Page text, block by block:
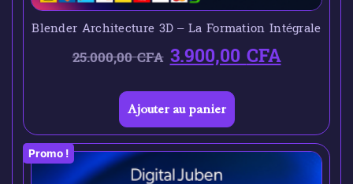
Blender Architecture 3D – La Formation Intégrale
25.000,00CFA 3.900,00CFA
Ajouter au panier
Promo !